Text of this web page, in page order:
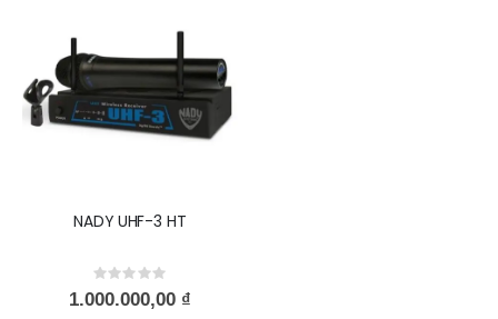
NADY UHF-3 HT
Rating:
0%
1.000.000,00 ₫